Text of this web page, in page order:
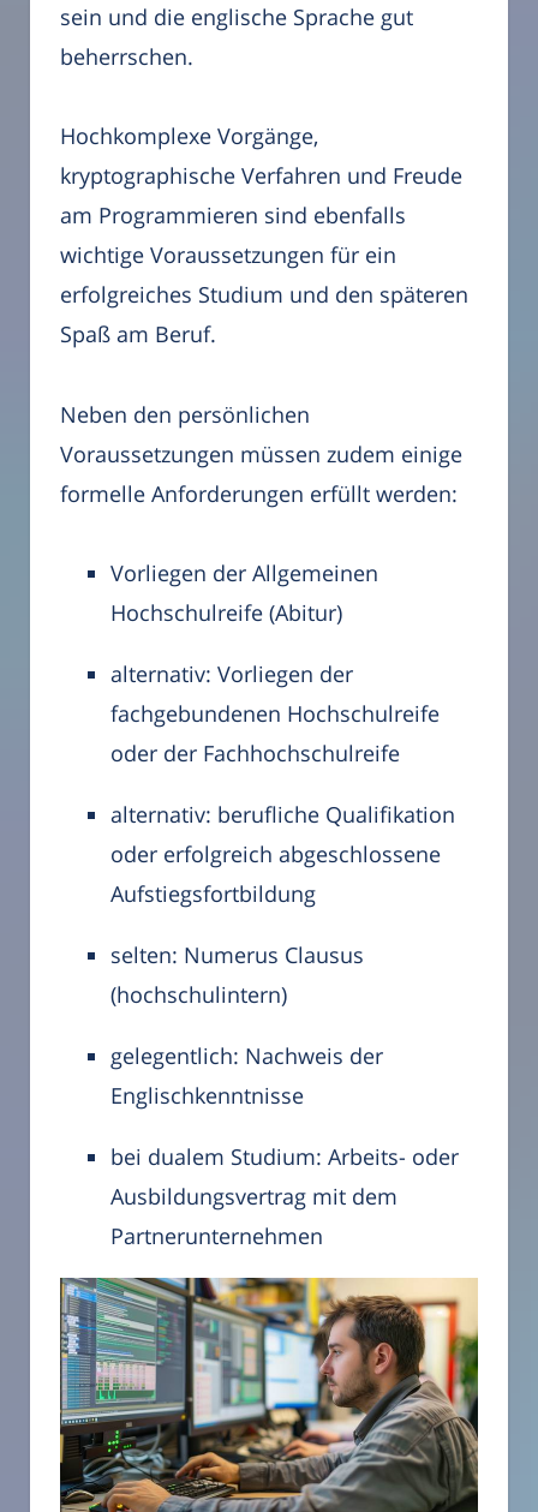
sein und die englische Sprache gut
beherrschen.
Hochkomplexe Vorgänge,
kryptographische Verfahren und Freude
am Programmieren sind ebenfalls
wichtige Voraussetzungen für ein
erfolgreiches Studium und den späteren
Spaß am Beruf.
Neben den persönlichen
Voraussetzungen müssen zudem einige
formelle Anforderungen erfüllt werden:
Vorliegen der Allgemeinen
Hochschulreife (Abitur)
alternativ: Vorliegen der
fachgebundenen Hochschulreife
oder der Fachhochschulreife
alternativ: berufliche Qualifikation
oder erfolgreich abgeschlossene
Aufstiegsfortbildung
selten: Numerus Clausus
(hochschulintern)
gelegentlich: Nachweis der
Englischkenntnisse
bei dualem Studium: Arbeits- oder
Ausbildungsvertrag mit dem
Partnerunternehmen